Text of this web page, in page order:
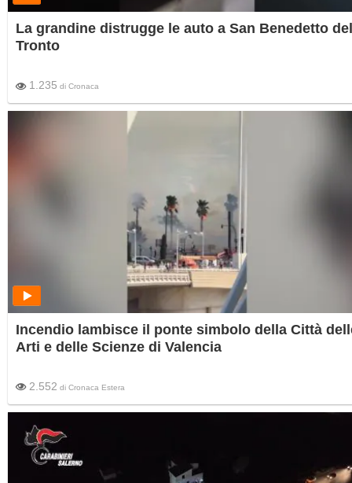
La grandine distrugge le auto a San Benedetto del
Tronto
1.235 di Cronaca
Incendio lambisce il ponte simbolo della Città
Arti e delle Scienze di Valencia
2.552 di Cronaca Estera